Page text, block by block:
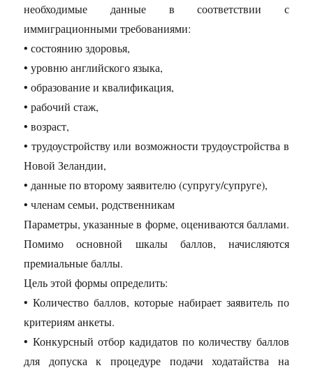
необходимые данные в соответствии с
иммиграционными требованиями:
• состоянию здоровья,
• уровню английского языка,
• образование и квалификация,
• рабочий стаж,
• возраст,
• трудоустройству или возможности трудоустройства в
Новой Зеландии,
• данные по второму заявителю (супругу/супруге),
• членам семьи, родственникам
Параметры, указанные в форме, оцениваются баллами.
Помимо основной шкалы баллов, начисляются
премиальные баллы.
Цель этой формы определить:
• Количество баллов, которые набирает заявитель по
критериям анкеты.
• Конкурсный отбор кадидатов по количеству баллов
для допуска к процедуре подачи ходатайства на